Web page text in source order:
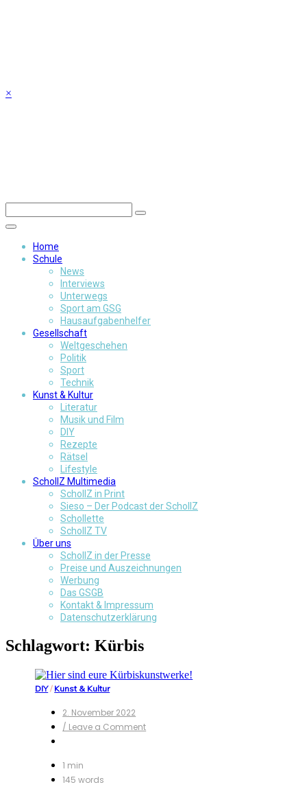
×
Home
Schule
News
Interviews
Unterwegs
Sport am GSG
Hausaufgabenhelfer
Gesellschaft
Weltgeschehen
Politik
Sport
Technik
Kunst & Kultur
Literatur
Musik und Film
DIY
Rezepte
Rätsel
Lifestyle
SchollZ Multimedia
SchollZ in Print
Sieso – Der Podcast der SchollZ
Schollette
SchollZ TV
Über uns
SchollZ in der Presse
Preise und Auszeichnungen
Werbung
Das GSGB
Kontakt & Impressum
Datenschutzerklärung
Schlagwort: Kürbis
DIY/ Kunst & Kultur
2. November 2022
/ Leave a Commenton
1 min
145 words